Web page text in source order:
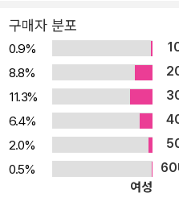
시코?쿠바를 가다』, 『스토리 세계
『산골대통령 한국을 지배하다』,
국사 1945∼2008』, 『인류이야
편 1∼3』, 『거꾸로 읽는 한국사』,
0년사』, 『대한민국 50년사』, 『
다.
데올로기와 국가보안법체제가 대
과 굶주림에 시달리며, 뒷거래와
하려고 무던히도 애를 썼다. 그러
이루었고, ‘한강의 기적’으로 불
은 감이 있지만, 21세기에 들어서
화해와 협력의 길로 나아가는 물꼬도 텄다. 이 같은 대
과정을 역사라는 이름의 촘촘한
1945~2008』이다. 이 책은
구매자 분포
0.9%
8.8%
11.3%
6.4%
2.0%
0.5%
60
여성